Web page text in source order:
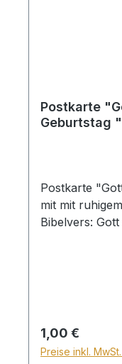
Postkarte
Geburtstag
Postkarte
mit mit
Bibelvers:
Regulärer
1,00 €
Preise inkl.